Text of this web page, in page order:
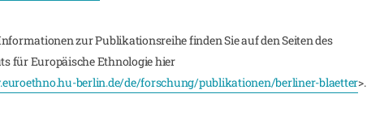
zur Publikationsreihe finden Sie auf den Seiten des
für Europäische Ethnologie hier
berlin.de/de/forschung/publikationen/berliner-blaetter>.